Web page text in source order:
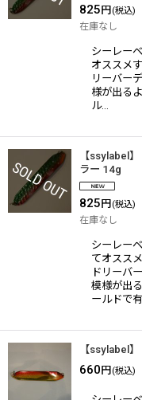
825 円 (税込)
在庫なし
シーレー
オススメ
リーバー
様が出る
ル…
【ssylabel
ラー 14g
825 円 (税込)
在庫なし
シーレー
てオスス
ドリーバ
模様が出
ールドで
【ssylabel
660 円 (税込)